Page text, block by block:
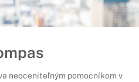
neoceniteľným pomocníkom v